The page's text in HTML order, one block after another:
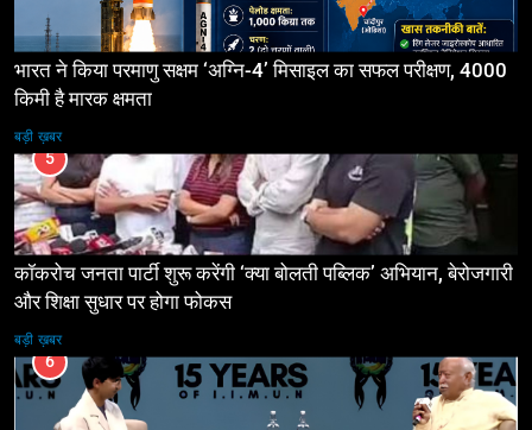
भारत ने किया परमाणु सक्षम ‘अग्नि-4’ मिसाइल का सफल परीक्षण, 4000
किमी है मारक क्षमता
बड़ी ख़बर
5
कॉकरोच जनता पार्टी शुरू करेंगी ‘क्या बोलती पब्लिक’ अभियान, बेरोजगारी
और शिक्षा सुधार पर होगा फोकस
बड़ी ख़बर
6